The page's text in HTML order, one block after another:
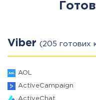
Viber (205 готових
AOL
ActiveCampaign
ActiveChat